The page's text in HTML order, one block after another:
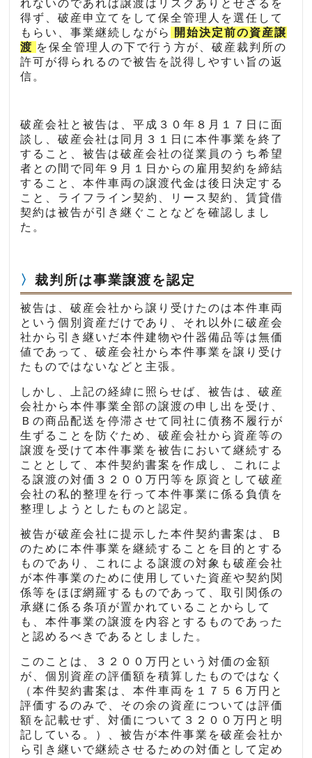
れないのであれば譲渡はリスクありとせざるを
得ず、破産申立てをして保全管理人を選任して
もらい、事業継続しながら
開始決定前の資産譲
渡 を保全管理人の下で行う方が、破産裁判所の
許可が得られるので被告を説得しやすい旨の返
信。
破産会社と被告は、平成３０年８月１７日に面
談し、破産会社は同月３１日に本件事業を終了
すること、被告は破産会社の従業員のうち希望
者との間で同年９月１日からの雇用契約を締結
すること、本件車両の譲渡代金は後日決定する
こと、ライフライン契約、リース契約、賃貸借
契約は被告が引き継ぐことなどを確認しまし
た。
裁判所は事業譲渡を認定
被告は、破産会社から譲り受けたのは本件車両
という個別資産だけであり、それ以外に破産会
社から引き継いだ本件建物や什器備品等は無価
値であって、破産会社から本件事業を譲り受け
たものではないなどと主張。
しかし、上記の経緯に照らせば、被告は、破産
会社から本件事業全部の譲渡の申し出を受け、
Ｂの商品配送を停滞させて同社に債務不履行が
生ずることを防ぐため、破産会社から資産等の
譲渡を受けて本件事業を被告において継続する
こととして、本件契約書案を作成し、これによ
る譲渡の対価３２００万円等を原資として破産
会社の私的整理を行って本件事業に係る負債を
整理しようとしたものと認定。
被告が破産会社に提示した本件契約書案は、Ｂ
のために本件事業を継続することを目的とする
ものであり、これによる譲渡の対象も破産会社
が本件事業のために使用していた資産や契約関
係等をほぼ網羅するものであって、取引関係の
承継に係る条項が置かれていることからして
も、本件事業の譲渡を内容とするものであった
と認めるべきであるとしました。
このことは、３２００万円という対価の金額
が、個別資産の評価額を積算したものではなく
（本件契約書案は、本件車両を１７５６万円と
評価するのみで、その余の資産については評価
額を記載せず、対価について３２００万円と明
記している。）、被告が本件事業を破産会社か
ら引き継いで継続させるための対価として定め